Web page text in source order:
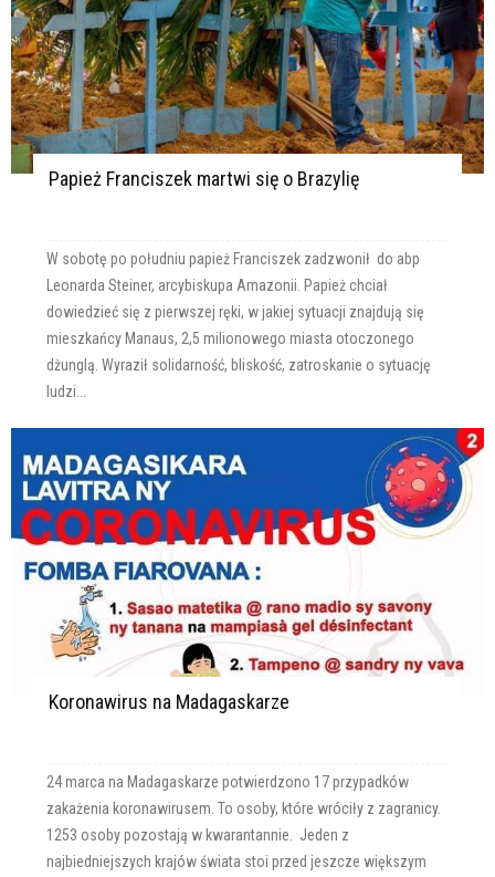
Papież Franciszek martwi się o Brazylię
W sobotę po południu papież Franciszek zadzwonił do abp
Leonarda Steiner, arcybiskupa Amazonii. Papież chciał
dowiedzieć się z pierwszej ręki, w jakiej sytuacji znajdują się
mieszkańcy Manaus, 2,5 milionowego miasta otoczonego
dżunglą. Wyraził solidarność, bliskość, zatroskanie o sytuację
ludzi...
Koronawirus na Madagaskarze
24 marca na Madagaskarze potwierdzono 17 przypadków
zakażenia koronawirusem. To osoby, które wróciły z zagranicy.
1253 osoby pozostają w kwarantannie. Jeden z
najbiedniejszych krajów świata stoi przed jeszcze większym